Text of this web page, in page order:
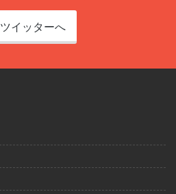
ツイッターへ